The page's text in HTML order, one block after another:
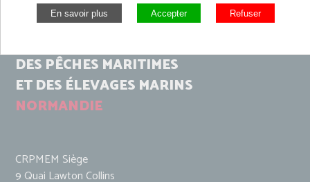
DES PÊCHES MARITIMES
ET DES ÉLEVAGES MARINS
NORMANDIE
CRPMEM Siège
9 Quai Lawton Collins